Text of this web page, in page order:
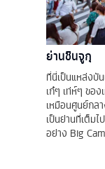
ย่านชินจูกุ
ที่นี่เป็นแหล่งบั
เก๋ๆ เท่ห์ๆ ขอ
เหมือนศูนย์กล
เป็นย่านที่เต็ม
อย่าง Big